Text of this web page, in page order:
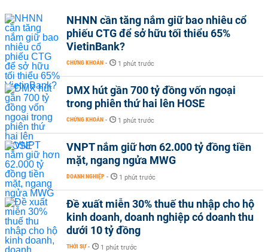
NHNN cần tăng nắm giữ bao nhiêu cổ
phiếu CTG để sở hữu tối thiểu 65%
VietinBank?
CHỨNG KHOÁN - 1 phút trước
DMX hút gần 700 tỷ đồng vốn ngoại
trong phiên thứ hai lên HOSE
CHỨNG KHOÁN - 1 phút trước
VNPT nắm giữ hơn 62.000 tỷ đồng tiền
mặt, ngang ngửa MWG
DOANH NGHIỆP - 1 phút trước
Đề xuất miễn 30% thuế thu nhập cho hộ
kinh doanh, doanh nghiệp có doanh thu
dưới 10 tỷ đồng
THỜI SỰ - 1 phút trước